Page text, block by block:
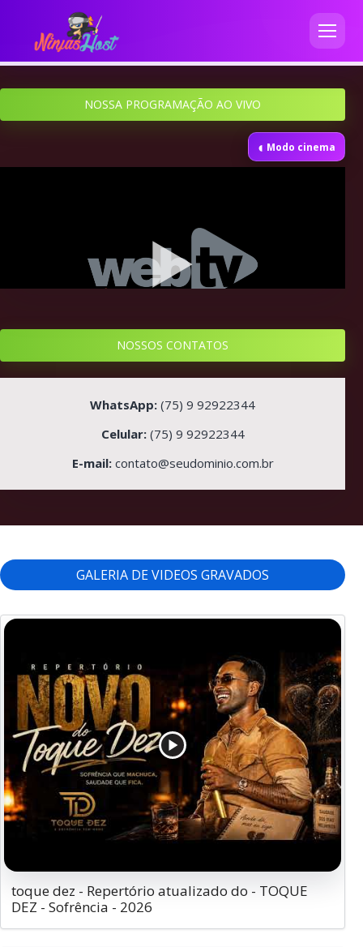
NOSSA PROGRAMAÇÃO AO VIVO
◐ Modo cinema
NOSSOS CONTATOS
WhatsApp: (75) 9 92922344
Celular:(75) 9 92922344
E-mail: contato@seudominio.com.br
GALERIA DE VIDEOS GRAVADOS
toque dez - Repertório atualizado do - TOQUE
DEZ - Sofrência - 2026